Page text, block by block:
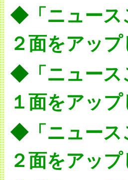
◆「ニュース
２面をアップ
◆「ニュース
１面をアップ
◆「ニュース
２面をアップ